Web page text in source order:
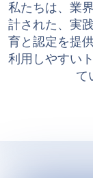
私たちは、業
計された、実
育と認定を提
利用しやすい
て